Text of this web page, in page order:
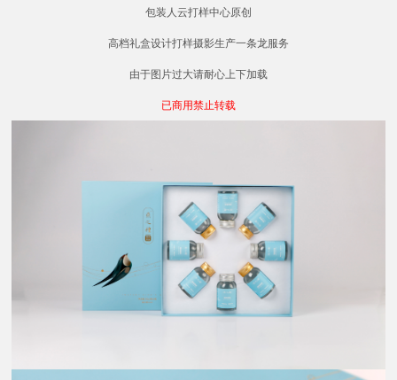
包装人云打样中心原创
高档礼盒设计打样摄影生产一条龙服务
由于图片过大请耐心上下加载
已商用禁止转载